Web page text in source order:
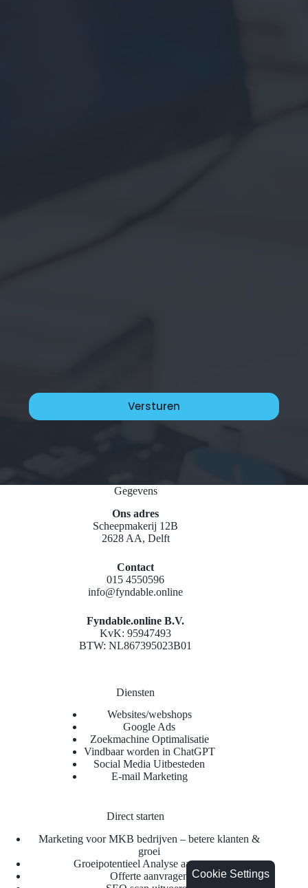
Cookie Settings
Gegevens
Ons adres
Scheepmakerij 12B
2628 AA, Delft
Contact
015 4550596
info@fyndable.online
Fyndable.online B.V.
KvK: 95947493
BTW: NL867395023B01
Diensten
Websites/webshops
Google Ads
Zoekmachine Optimalisatie
Vindbaar worden in ChatGPT
Social Media Uitbesteden
E-mail Marketing
Direct starten
Marketing voor MKB bedrijven – betere klanten &
groei
Groeipotentieel Analyse aanvragen
Offerte aanvragen